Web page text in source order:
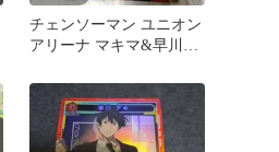
チェンソーマン ユニオン
アリーナ マキマ&早川ア